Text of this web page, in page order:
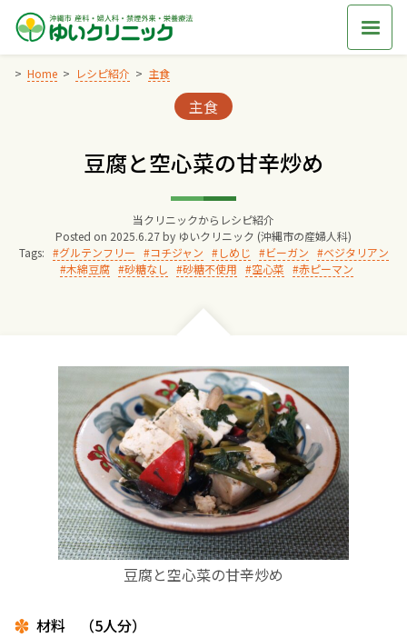
Skip
content
Home レシピ紹介 主食
Categories:
主食
豆腐と空心菜の甘辛炒め
当クリニックからレシピ紹介
Posted on 2025.6.27by ゆいクリニック (沖縄市の産婦人科)
Tags:
グルテンフリー コチジャン しめじ ビーガン
ベジタリアン
木綿豆腐
砂糖なし 砂糖不使用 空心菜 赤ピーマン
豆腐と空心菜の甘辛炒め
材料 （5人分）
院長からのごあいさつ
妊婦健診
お産について
親と子の結びつき支援
母乳育児